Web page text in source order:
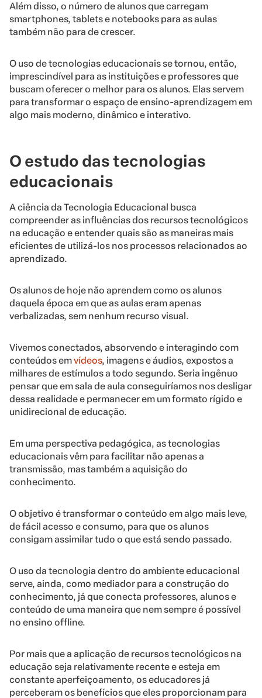
Além disso, o número de alunos que carregam
smartphones, tablets e notebooks para as aulas
também não para de crescer.
O uso de tecnologias educacionais se tornou, então,
imprescindível para as instituições e professores que
buscam oferecer o melhor para os alunos. Elas servem
para transformar o espaço de ensino-aprendizagem em
algo mais moderno, dinâmico e interativo.
O estudo das tecnologias
educacionais
A ciência da Tecnologia Educacional busca
compreender as influências dos recursos tecnológicos
na educação e entender quais são as maneiras mais
eficientes de utilizá-los nos processos relacionados ao
aprendizado.
Os alunos de hoje não aprendem como os alunos
daquela época em que as aulas eram apenas
verbalizadas, sem nenhum recurso visual.
Vivemos conectados, absorvendo e interagindo com
conteúdos emvídeos, imagens e áudios, expostos a
milhares de estímulos a todo segundo. Seria ingênuo
pensar que em sala de aula conseguiríamos nos desligar
dessa realidade e permanecer em um formato rígido e
unidirecional de educação.
Em uma perspectiva pedagógica, as tecnologias
educacionais vêm para facilitar não apenas a
transmissão, mas também a aquisição do
conhecimento.
O objetivo é transformar o conteúdo em algo mais leve,
de fácil acesso e consumo, para que os alunos
consigam assimilar tudo o que está sendo passado.
O uso da tecnologia dentro do ambiente educacional
serve, ainda, como mediador para a construção do
conhecimento, já que conecta professores, alunos e
conteúdo de uma maneira que nem sempre é possível
no ensino offline.
Por mais que a aplicação de recursos tecnológicos na
educação seja relativamente recente e esteja em
constante aperfeiçoamento, os educadores já
perceberam os benefícios que eles proporcionam para